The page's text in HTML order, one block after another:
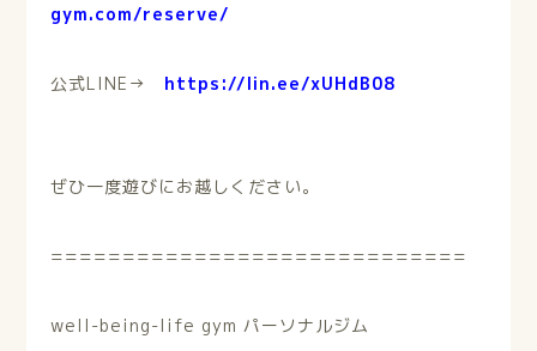
gym.com/reserve/
公式LINE→ https://lin.ee/xUHdB08
ぜひ一度遊びにお越しください。
=============================
well-being-life gym パーソナルジム